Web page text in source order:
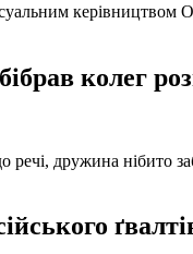
колег
дружина нібито